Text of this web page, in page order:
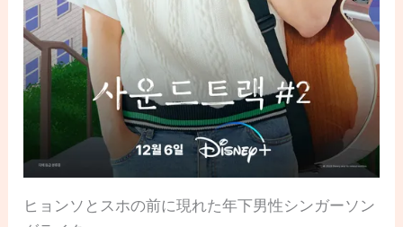
ヒョンソとスホの前に現れた年下男性シンガーソン